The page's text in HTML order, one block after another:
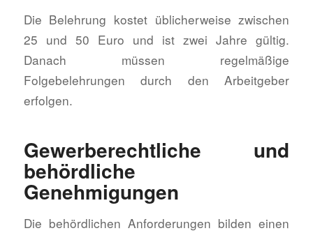
Die Belehrung kostet üblicherweise zwischen
25 und 50 Euro und ist zwei Jahre gültig.
Danach müssen regelmäßige
Folgebelehrungen durch den Arbeitgeber
erfolgen.
Gewerberechtliche und
behördliche
Genehmigungen
Die behördlichen Anforderungen bilden einen